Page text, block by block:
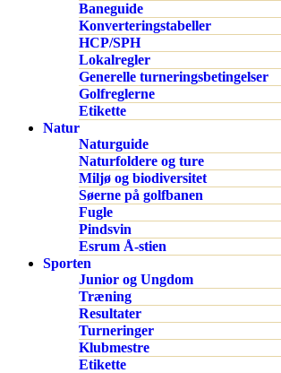
Baneguide
Konverteringstabeller
HCP/SPH
Lokalregler
Generelle turneringsbetingelser
Golfreglerne
Etikette
Natur
Naturguide
Naturfoldere og ture
Miljø og biodiversitet
Søerne på golfbanen
Fugle
Pindsvin
Esrum Å-stien
Sporten
Junior og Ungdom
Træning
Resultater
Turneringer
Klubmestre
Etikette